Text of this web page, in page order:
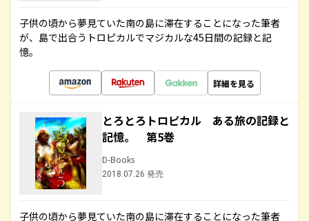
子供の頃から夢見ていた南の島に滞在することになった筆者
が、島で出合うトロピカルでマジカルな45日間の記録と記
憶。
詳細を見る
とろとろトロピカル ある旅の記録と
記憶。 第5巻
D-Books
2018.07.26 発売
子供の頃から夢見ていた南の島に滞在することになった筆者